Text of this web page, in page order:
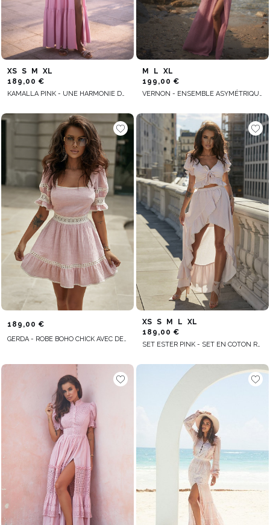
XS S M
XL
189,00 €
KAMALLA PINK - UNE HARMONIE DE ROSE DANS UNE ROBE LONGUE
M L
XL
199,00 €
VERNON - ENSEMBLE ASYMÉTRIQUE, ROSE SALE
189,00 €
GERDA - ROBE BOHO CHICK AVEC DENTELLE CRÈME
XS S M L
XL
189,00 €
SET ESTER PINK - SET EN COTON ROSE VACANCES